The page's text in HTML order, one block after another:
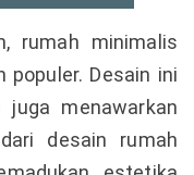
rumah minimalis
Desain ini
menawarkan
desain rumah